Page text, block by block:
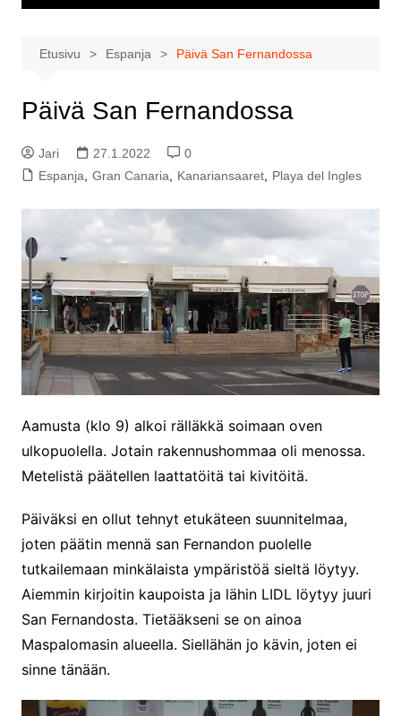
Etusivu Espanja Päivä San Fernandossa
Päivä San Fernandossa
Jari 27.1.2022
0
Espanja
Gran Canaria Kanariansaaret, Playa del Ingles
Aamusta (klo 9) alkoi rälläkkä soimaan oven
ulkopuolella. Jotain rakennushommaa oli menossa.
Metelistä päätellen laattatöitä tai kivitöitä.
Päiväksi en ollut tehnyt etukäteen suunnitelmaa,
joten päätin mennä san Fernandon puolelle
tutkailemaan minkälaista ympäristöä sieltä löytyy.
Aiemmin kirjoitin kaupoista ja lähin LIDL löytyy juuri
San Fernandosta. Tietääkseni se on ainoa
Maspalomasin alueella. Siellähän jo kävin, joten ei
sinne tänään.